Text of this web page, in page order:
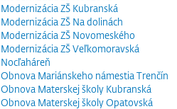
Modernizácia ZŠ Kubranská
Modernizácia ZŠ Na dolinách
Modernizácia ZŠ Novomeského
Modernizácia ZŠ Veľkomoravská
Nocľaháreň
Obnova Mariánskeho námestia Trenčín
Obnova Materskej školy Kubranská
Obnova Materskej školy Opatovská